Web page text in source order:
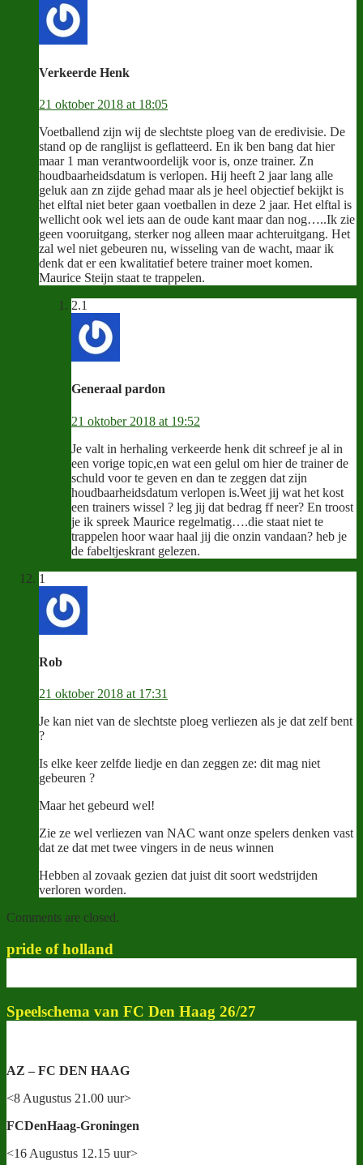
Verkeerde Henk
21 oktober 2018 at 18:05
Voetballend zijn wij de slechtste ploeg van de eredivisie. De
stand op de ranglijst is geflatteerd. En ik ben bang dat hier
maar 1 man verantwoordelijk voor is, onze trainer. Zn
houdbaarheidsdatum is verlopen. Hij heeft 2 jaar lang alle
geluk aan zn zijde gehad maar als je heel objectief bekijkt is
het elftal niet beter gaan voetballen in deze 2 jaar. Het elftal is
wellicht ook wel iets aan de oude kant maar dan nog…..Ik zie
geen vooruitgang, sterker nog alleen maar achteruitgang. Het
zal wel niet gebeuren nu, wisseling van de wacht, maar ik
denk dat er een kwalitatief betere trainer moet komen.
Maurice Steijn staat te trappelen.
2.1
Generaal pardon
21 oktober 2018 at 19:52
Je valt in herhaling verkeerde henk dit schreef je al in
een vorige topic,en wat een gelul om hier de trainer de
schuld voor te geven en dan te zeggen dat zijn
houdbaarheidsdatum verlopen is.Weet jij wat het kost
een trainers wissel ? leg jij dat bedrag ff neer? En troost
je ik spreek Maurice regelmatig….die staat niet te
trappelen hoor waar haal jij die onzin vandaan? heb je
de fabeltjeskrant gelezen.
1
Rob
21 oktober 2018 at 17:31
Je kan niet van de slechtste ploeg verliezen als je dat zelf bent
?
Is elke keer zelfde liedje en dan zeggen ze: dit mag niet
gebeuren ?
Maar het gebeurd wel!
Zie ze wel verliezen van NAC want onze spelers denken vast
dat ze dat met twee vingers in de neus winnen
Hebben al zovaak gezien dat juist dit soort wedstrijden
verloren worden.
Comments are closed.
pride of holland
Speelschema van FC Den Haag 26/27
AZ – FC DEN HAAG
<8 Augustus 21.00 uur>
FCDenHaag-Groningen
<16 Augustus 12.15 uur>